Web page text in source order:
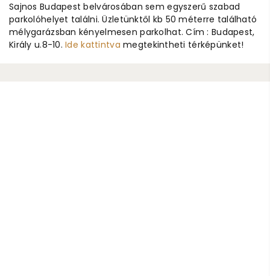
Sajnos Budapest belvárosában sem egyszerű szabad
parkolóhelyet találni. Üzletünktől kb 50 méterre található
mélygarázsban kényelmesen parkolhat. Cím : Budapest,
Király u.8-10.Ide kattintva megtekintheti térképünket!